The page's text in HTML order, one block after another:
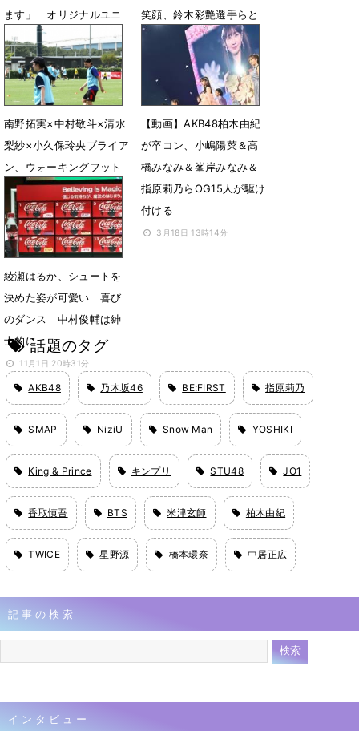
ます」 オリジナルユニ
フォーム着こなし
1月20日 08時26分
笑顔、鈴木彩艶選手らと
歩行サッカーで交流
5月31日 22時24分
南野拓実×中村敬斗×清水
梨紗×小久保玲央ブライア
ン、ウォーキングフット
ボールで夢の交流
5月28日 17時17分
【動画】AKB48柏木由紀
が卒コン、小嶋陽菜＆高
橋みなみ＆峯岸みなみ＆
指原莉乃らOG15人が駆け
付ける
3月18日 13時14分
綾瀬はるか、シュートを
決めた姿が可愛い 喜び
のダンス 中村俊輔は紳
士的に
11月1日 20時31分
話題のタグ
AKB48 乃木坂46 BE:FIRST 指原莉乃
SMAP NiziU Snow Man YOSHIKI
King & Prince キンプリ STU48 JO1
香取慎吾 BTS 米津玄師 柏木由紀
TWICE 星野源 橋本環奈 中居正広
記事の検索
インタビュー